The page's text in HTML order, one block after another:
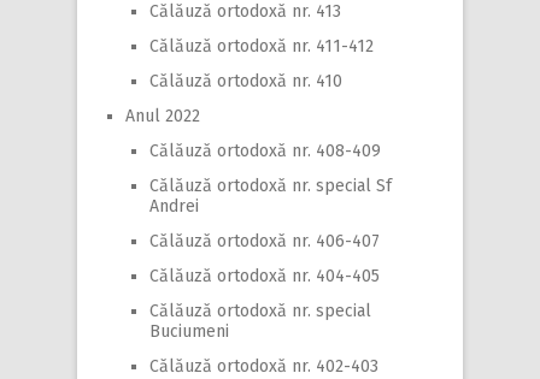
Călăuză ortodoxă nr. 413
Călăuză ortodoxă nr. 411-412
Călăuză ortodoxă nr. 410
Anul 2022
Călăuză ortodoxă nr. 408-409
Călăuză ortodoxă nr. special Sf
Andrei
Călăuză ortodoxă nr. 406-407
Călăuză ortodoxă nr. 404-405
Călăuză ortodoxă nr. special
Buciumeni
Călăuză ortodoxă nr. 402-403